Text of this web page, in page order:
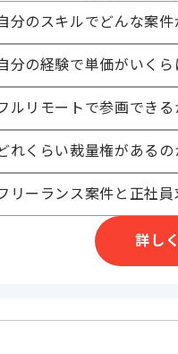
有
ト
件でございます。
きます。
で、
のご提案も差し上げる場合が
る環境でございます。
分のスキルでどんな案
分の経験で単価がいく
ルリモートで参画できる
れくらい裁量権がある
リーランス案件と正社
詳し